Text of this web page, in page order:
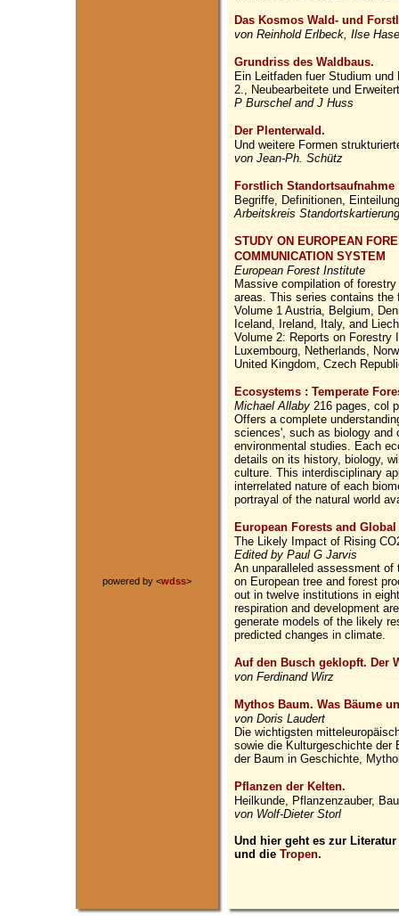
powered by <wdss>
Das Kosmos Wald- und
von Reinhold Erlbeck, Ilse
Grundriss des Waldbaus.
Ein Leitfaden fuer Studium und
2., Neubearbeitete und
P Burschel and J Huss
Der Plenterwald.
Und weitere Formen
von Jean-Ph. Schütz
Forstlich Standortsaufnahme
Begriffe, Definitionen,
Arbeitskreis
STUDY ON EUROPEAN
COMMUNICATION SYSTEM
European Forest Institute
Massive compilation of
areas. This series contains the
Volume 1 Austria, Belgium,
Iceland, Ireland, Italy, and
Volume 2: Reports on
Luxembourg, Netherlands,
United Kingdom, Czech
Ecosystems : Temperate
Michael Allaby 216 pages, col
Offers a complete
sciences', such as biology and
environmental studies. Each
details on its history, biology,
culture. This interdisciplinary
interrelated nature of each
portrayal of the natural world
European Forests and Global
The Likely Impact of Rising
Edited by Paul G Jarvis
An unparalleled assessment
on European tree and forest
out in twelve institutions in
respiration and development
generate models of the likely
predicted changes in climate.
Auf den Busch geklopft. Der
von Ferdinand Wirz
Mythos Baum. Was Bäume
von Doris Laudert
Die wichtigsten
sowie die Kulturgeschichte der
der Baum in Geschichte,
Pflanzen der Kelten.
Heilkunde, Pflanzenzauber,
von Wolf-Dieter Storl
Und hier geht es zur
und die Tropen.